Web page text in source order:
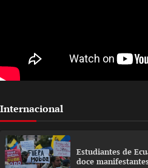
Internacional
Estudiantes de
doce